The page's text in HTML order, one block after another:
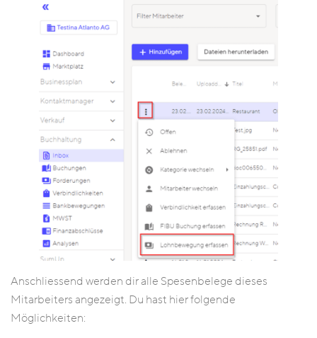
Anschliessend werden dir alle Spesenbelege dieses
Mitarbeiters angezeigt. Du hast hier folgende
Möglichkeiten: